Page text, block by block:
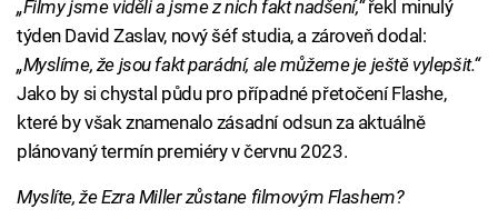
„Filmy jsme viděli a jsme z nich fakt nadšení,“řekl minulý
týden David Zaslav, nový šéf studia, a zároveň dodal:
„Myslíme, že jsou fakt parádní, ale můžeme je ještě vylepšit.“
Jako by si chystal půdu pro případné přetočení Flashe,
které by však znamenalo zásadní odsun za aktuálně
plánovaný termín premiéry v červnu 2023.
Myslíte, že Ezra Miller zůstane filmovým Flashem?